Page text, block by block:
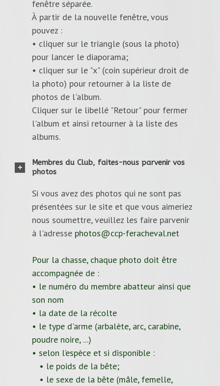
fenêtre séparée.
À partir de la nouvelle fenêtre, vous
pouvez :
• cliquer sur le triangle (sous la photo)
pour lancer le diaporama;
• cliquer sur le "x" (coin supérieur droit de
la photo) pour retourner à la liste de
photos de l'album.
Cliquer sur le libellé "Retour" pour fermer
l'album et ainsi retourner à la liste des
albums.
Membres du Club, faites-nous parvenir vos
photos
Si vous avez des photos qui ne sont pas
présentées sur le site et que vous aimeriez
nous soumettre, veuillez les faire parvenir
à l'adresse photos@ccp-feracheval.net
Pour la chasse, chaque photo doit être
accompagnée de :
• le numéro du membre abatteur ainsi que
son nom
• la date de la récolte
• le type d'arme (arbalète, arc, carabine,
poudre noire, ...)
• selon l’espèce et si disponible :
• le poids de la bête;
• le sexe de la bête (mâle, femelle,